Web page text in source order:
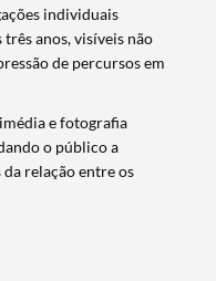
individuais
anos, visíveis não
de percursos em
e fotografia
o público a
relação entre os